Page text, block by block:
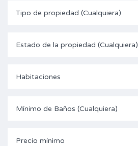
Tipo de propiedad (Cualquiera)
Estado de la propiedad (Cualquiera)
Habitaciones
Mínimo de Baños (Cualquiera)
Precio mínimo